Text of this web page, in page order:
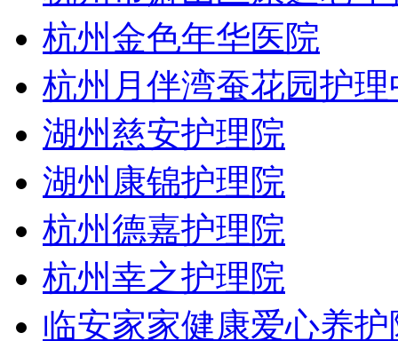
杭州金色年华医院
杭州月伴湾蚕花园护理
湖州慈安护理院
湖州康锦护理院
杭州德嘉护理院
杭州幸之护理院
临安家家健康爱心养护